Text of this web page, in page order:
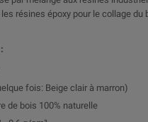
résines époxy pour le collage du
fois: Beige clair à marron)
de bois 100% naturelle